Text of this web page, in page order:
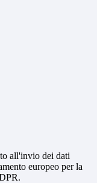
all'invio dei dati
europeo per la